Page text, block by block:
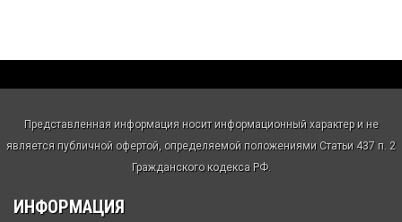
Представленная информация носит информационный характер и не
является публичной офертой, определяемой положениями Статьи 437 п. 2
Гражданского кодекса РФ.
ИНФОРМАЦИЯ